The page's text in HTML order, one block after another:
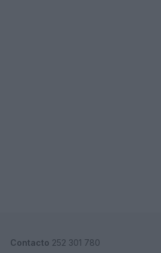
Contacto 252 301 780